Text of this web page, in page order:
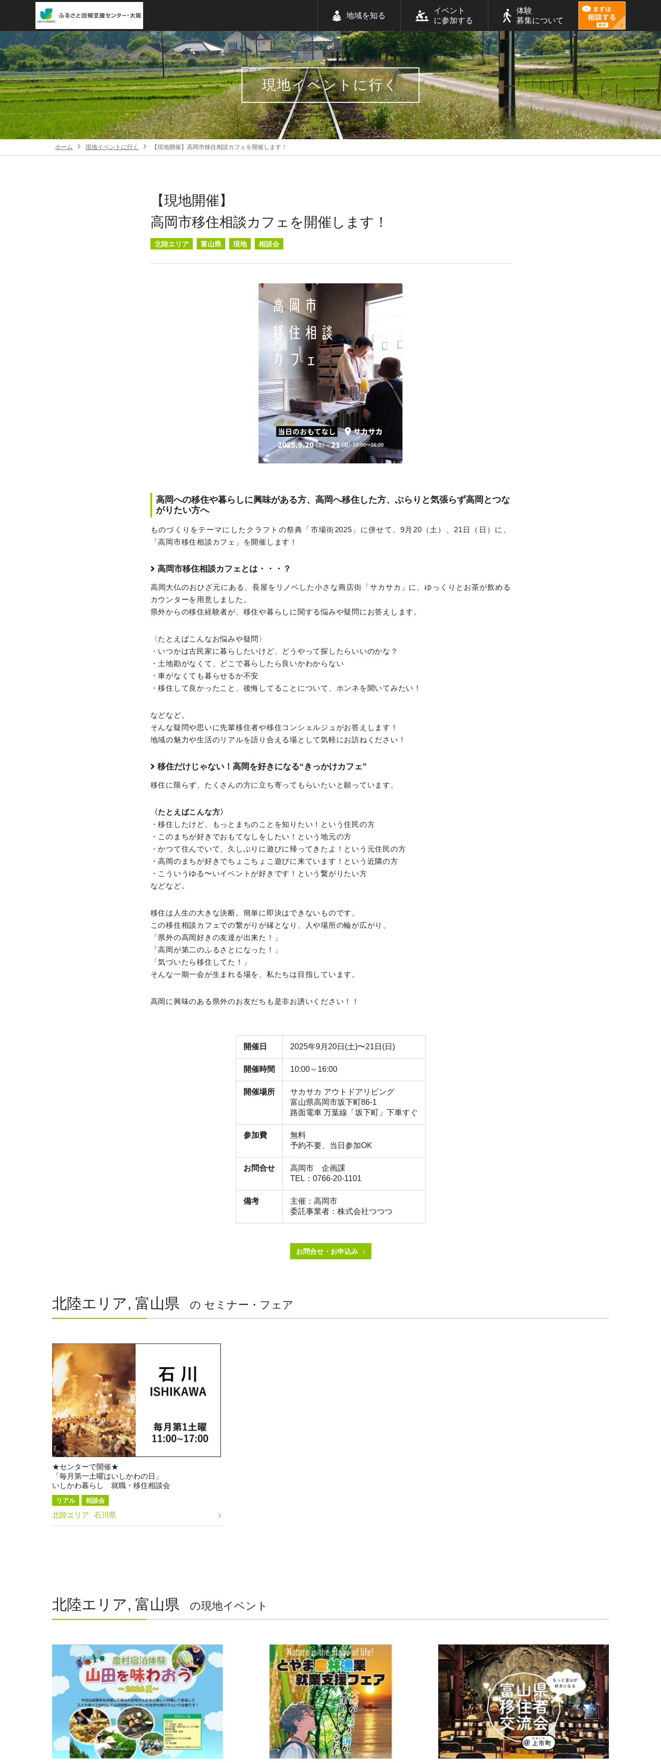
地域を知る
イベント
に参加する
体験
募集について
現地イベントに行く
ホーム 現地イベントに行く 【現地開催】高岡市移住相談カフェを開催します！
【現地開催】
高岡市移住相談カフェを開催します！
北陸エリア 富山県 現地 相談会
高岡への移住や暮らしに興味がある方、高岡へ移住した方、ぶらりと気張らず高岡とつな
がりたい方へ
ものづくりをテーマにしたクラフトの祭典「市場街2025」に併せて、9月20（土）、21日（日）に、
「高岡市移住相談カフェ」を開催します！
高岡市移住相談カフェとは・・・？
高岡大仏のおひざ元にある、長屋をリノベした小さな商店街「サカサカ」に、ゆっくりとお茶が飲める
カウンターを用意しました。
県外からの移住経験者が、移住や暮らしに関する悩みや疑問にお答えします。
〈たとえばこんなお悩みや疑問〉
・いつかは古⺠家に暮らしたいけど、どうやって探したらいいのかな？
・⼟地勘がなくて、どこで暮らしたら良いかわからない
・⾞がなくても暮らせるか不安
・移住して良かったこと、後悔してることについて、ホンネを聞いてみたい！
などなど。
そんな疑問や思いに先輩移住者や移住コンシェルジュがお答えします！
地域の魅力や生活のリアルを語り合える場として気軽にお訪ねください！
移住だけじゃない！高岡を好きになる“きっかけカフェ”
移住に限らず、たくさんの方に立ち寄ってもらいたいと願っています。
〈たとえばこんな方〉
・移住したけど、もっとまちのことを知りたい！という住⺠の⽅
・このまちが好きでおもてなしをしたい！という地元の⽅
・かつて住んでいて、久しぶりに遊びに帰ってきたよ！という元住⺠の⽅
・⾼岡のまちが好きでちょこちょこ遊びに来ています！という近隣の⽅
・こういうゆる〜いイベントが好きです！という繋がりたい⽅
などなど。
移住は人生の大きな決断。簡単に即決はできないものです。
この移住相談カフェでの繋がりが縁となり、人や場所の輪が広がり、
「県外の高岡好きの友達が出来た！」
「高岡が第二のふるさとになった！」
「気づいたら移住してた！」
そんな一期一会が生まれる場を、私たちは目指しています。
高岡に興味のある県外のお友だちも是非お誘いください！！
開催日 2025年9月20日(土)〜21日(日)
開催時間 10:00～16:00
開催場所
サカサカ アウトドアリビング
富山県高岡市坂下町86-1
路面電車 万葉線「坂下町」下車すぐ
参加費
無料
予約不要、当日参加OK
お問合せ
高岡市 企画課
TEL：0766-20-1101
備考
主催：高岡市
委託事業者：株式会社つつつ
お問合せ・お申込み
北陸エリア, 富山県 の セミナー・フェア
★センターで開催★
「毎月第一土曜はいしかわの日」
いしかわ暮らし 就職・移住相談会
リアル 相談会
北陸エリア 石川県
北陸エリア, 富山県 の現地イベント